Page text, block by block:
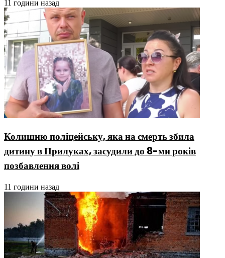
11 години назад
Колишню поліцейську, яка на смерть збила
дитину в Прилуках, засудили до 8-ми років
позбавлення волі
11 години назад